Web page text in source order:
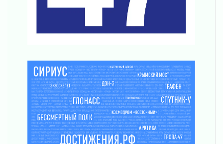
Клюква наливается, но в корзинку пока не
просится
Строительные компании Ленобласти
подняли зарплаты почти на 40% за год
03 августа 2026
Шесть новых жизней в честь дня рождения
Ленинградской области
03 августа 2026
Уроки безопасности для детей и взрослых
03 августа 2026